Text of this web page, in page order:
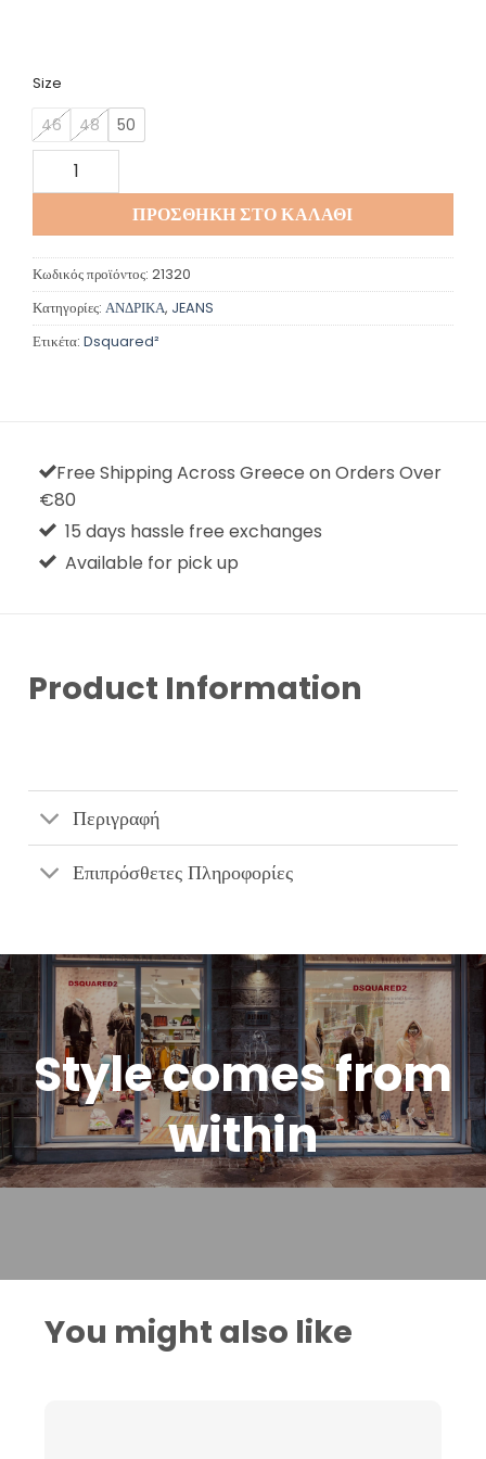
Size
46 48
50
Dsquared ποσότητα
ΠΡΟΣΘΉΚΗ ΣΤΟ ΚΑΛΆΘΙ
Κωδικός προϊόντος: 21320
Κατηγορίες: ΑΝΔΡΙΚΑ, JEANS
Ετικέτα: Dsquared²
Free Shipping Across Greece on Orders Over
€80
15 days hassle free exchanges
Available for pick up
Product Information
Περιγραφή
Επιπρόσθετες Πληροφορίες
Style comes from
within
You might also like